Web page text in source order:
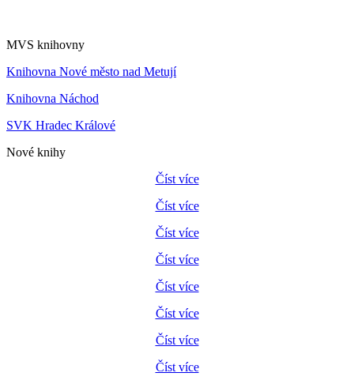
MVS knihovny
Knihovna Nové město nad Metují
Knihovna Náchod
SVK Hradec Králové
Nové knihy
Číst více
Číst více
Číst více
Číst více
Číst více
Číst více
Číst více
Číst více